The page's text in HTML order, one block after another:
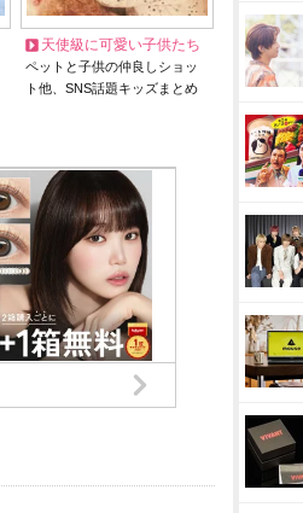
天使級に可愛い子供たち
ペットと子供の仲良しショッ
ト他、SNS話題キッズまとめ